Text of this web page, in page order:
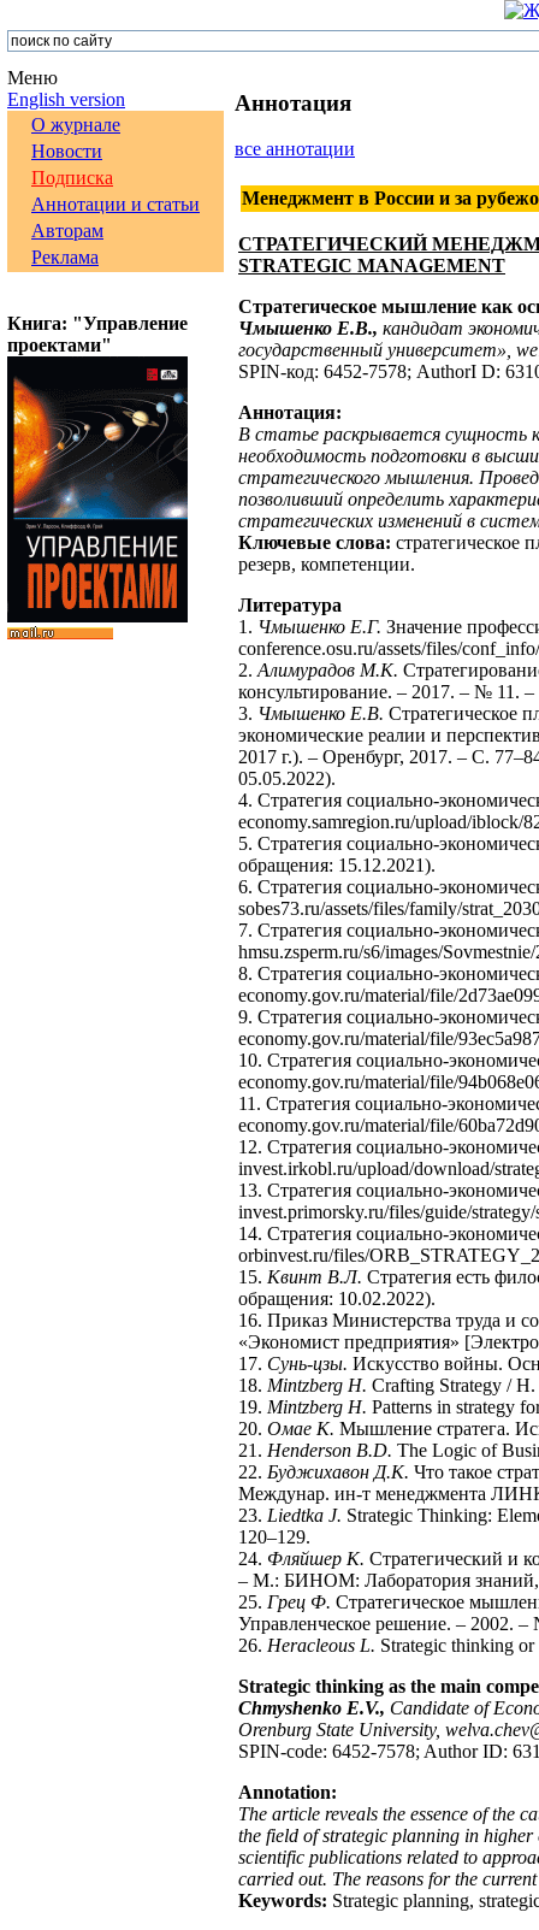
Меню
English version
О журнале
Новости
Подписка
Аннотации и статьи
Авторам
Реклама
Книга: "Управление
проектами"
Аннотация
все аннотации
Менеджмент в России и за
СТРАТЕГИЧЕСКИЙ
STRATEGIC MANAGEMENT
Стратегическое мышление как
Чмышенко Е.В., кандидат
государственный университет»,
SPIN-код: 6452-7578; AuthorI D:
Аннотация:
В статье раскрывается сущность
необходимость подготовки в
стратегического мышления.
позволивший определить
стратегических изменений в
Ключевые слова: стратегическое
резерв, компетенции.
Литература
1. Чмышенко Е.Г. Значение
conference.osu.ru/assets/files/
2.Алимурадов М.К.
консультирование. – 2017. – № 11.
3. Чмышенко Е.В. Стратегическое
экономические реалии и
2017 г.). – Оренбург, 2017. – С.
05.05.2022).
4. Стратегия социально-
economy.samregion.ru/upload/iblock/
5. Стратегия социально-
обращения: 15.12.2021).
6. Стратегия социально-
sobes73.ru/assets/files/family/
7. Стратегия социально-
hmsu.zsperm.ru/s6/images/
8. Стратегия социально-
economy.gov.ru/material/file/
9. Стратегия социально-
economy.gov.ru/material/file/
10. Стратегия социально-
economy.gov.ru/material/file/
11. Стратегия социально-
economy.gov.ru/material/file/
12. Стратегия социально-
invest.irkobl.ru/upload/download/
13. Стратегия социально-
invest.primorsky.ru/files/guide/
14. Стратегия социально-
orbinvest.ru/files/
15. Квинт В.Л. Стратегия есть
обращения: 10.02.2022).
16. Приказ Министерства труда и
«Экономист предприятия»
17. Сунь-цзы. Искусство войны.
18. Mintzberg Н. Crafting Strategy /
19. Mintzberg H. Patterns in strategy
20. Омае К. Мышление стратега.
21. Henderson B.D. The Logic of
22. Буджихавон Д.К. Что такое
Междунар. ин-т менеджмента
23. Liedtka J. Strategic Thinking:
120–129.
24. Фляйшер К. Стратегический и
– М.: БИНОМ: Лаборатория знаний,
25. Грец Ф. Стратегическое
Управленческое решение. – 2002.
26. Heracleous L. Strategic thinking
Strategic thinking as the main
Chmyshenko E.V., Candidate of
Orenburg State University,
SPIN-code: 6452-7578; Author ID:
Annotation:
The article reveals the essence of the
the field of strategic planning in
scientific publications related to
carried out. The reasons for the
Keywords: Strategic planning,